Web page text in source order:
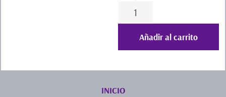
Añadir al carrito
INICIO